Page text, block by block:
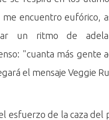
me encuentro eufórico,
un ritmo de
"cuanta más gente
el mensaje Veggie
esfuerzo de la caza del